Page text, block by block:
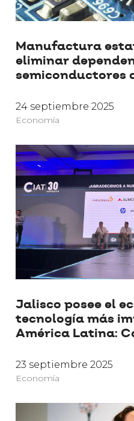
Manufactura
eliminar
semiconductores
24 septiembre 2025
Economía
Jalisco posee el
tecnología más
América Latina:
23 septiembre 2025
Economía